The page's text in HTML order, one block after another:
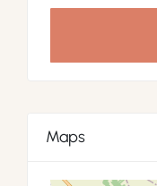
Maps